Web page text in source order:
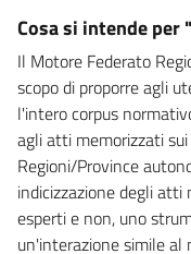
Cosa si intende per
Il Motore Federato
scopo di proporre agli
l'intero corpus
agli atti memorizzati
Regioni/Province
indicizzazione degli
esperti e non, uno
un'interazione simile al